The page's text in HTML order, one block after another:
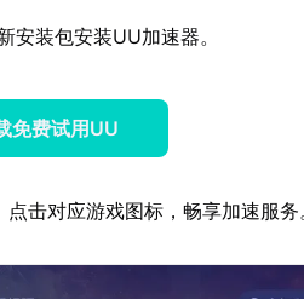
安装包安装UU加速器。
免费试用UU
击对应游戏图标，畅享加速服务